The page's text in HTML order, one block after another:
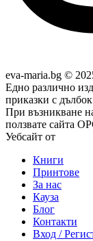
eva-maria.bg ©
Едно различно
приказки с
При възникване
ползвате сайта
Уебсайт от
Книги
Принтове
За нас
Кауза
Блог
Контакти
Вход /